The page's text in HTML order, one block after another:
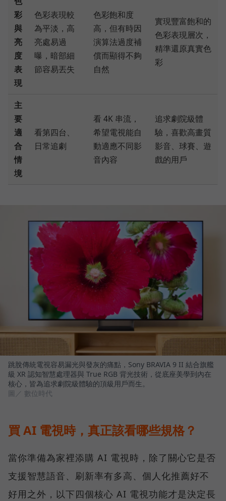
彩
與
亮
度
表
現
色彩表現較
為平淡，高
亮處易過
曝，暗部細
節容易丟失
色彩飽和度
高，但有時因
演算法過度補
償而顯得不夠
自然
實現豐富飽和的
色彩表現層次，
精準還原真實色
彩
主
要
適
合
情
境
看第四台、
日常追劇
看 4K 串流，
希望電視能自
動適應不同影
音內容
追求劇院級體
驗，喜歡高畫質
影音、球賽、遊
戲的用戶
跳脫傳統電視容易漏光與發灰的痛點，Sony BRAVIA 9 II 結合旗艦
級 XR 認知智慧處理器與 True RGB 背光技術，從底座美學到內在
核心，皆為追求劇院級體驗的頂級用戶而生。
圖／ 數位時代
買 AI 電視時，真正該看哪些規格？
當你準備為家裡添購 AI 電視時，除了關心它是否
支援智慧語音、刷新率有多高、個人化推薦好不
好用之外，以下四個核心 AI 電視功能才是決定長